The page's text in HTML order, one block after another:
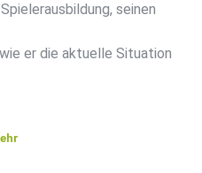
seinen
er die aktuelle Situation